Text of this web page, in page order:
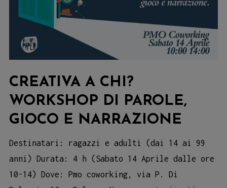
CREATIVA A CHI?
WORKSHOP DI PAROLE,
GIOCO E NARRAZIONE
Destinatari: ragazzi e adulti (dai 14 ai 99
anni) Durata: 4 h (Sabato 14 Aprile dalle ore
10-14) Dove: Pmo coworking, via P. Di